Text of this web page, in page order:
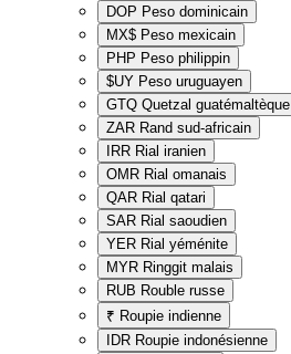
DOP Peso dominicain
MX$ Peso mexicain
PHP Peso philippin
$UY Peso uruguayen
GTQ Quetzal guatémaltèque
ZAR Rand sud-africain
IRR Rial iranien
OMR Rial omanais
QAR Rial qatari
SAR Rial saoudien
YER Rial yéménite
MYR Ringgit malais
RUB Rouble russe
₹ Roupie indienne
IDR Roupie indonésienne